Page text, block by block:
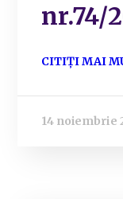
nr.74/
CITIȚI MAI
14 noiembrie